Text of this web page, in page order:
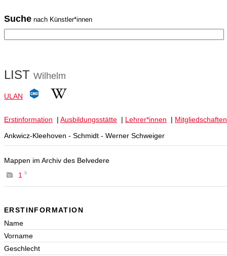
Suche nach Künstler*innen
LIST Wilhelm
ULAN
Erstinformation | Ausbildungsstätte | Lehrer*innen | Mitgliedschaften
Ankwicz-Kleehoven - Schmidt - Werner Schweiger
Mappen im Archiv des Belvedere
1
9
ERSTINFORMATION
Name
Vorname
Geschlecht